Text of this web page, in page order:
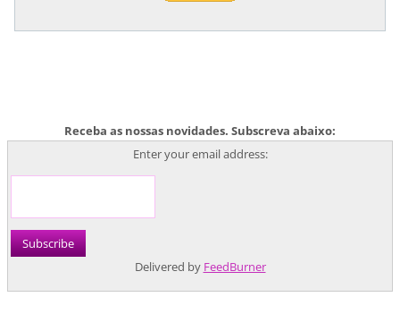
Receba as nossas novidades. Subscreva abaixo:
Enter your email address:
Delivered by FeedBurner